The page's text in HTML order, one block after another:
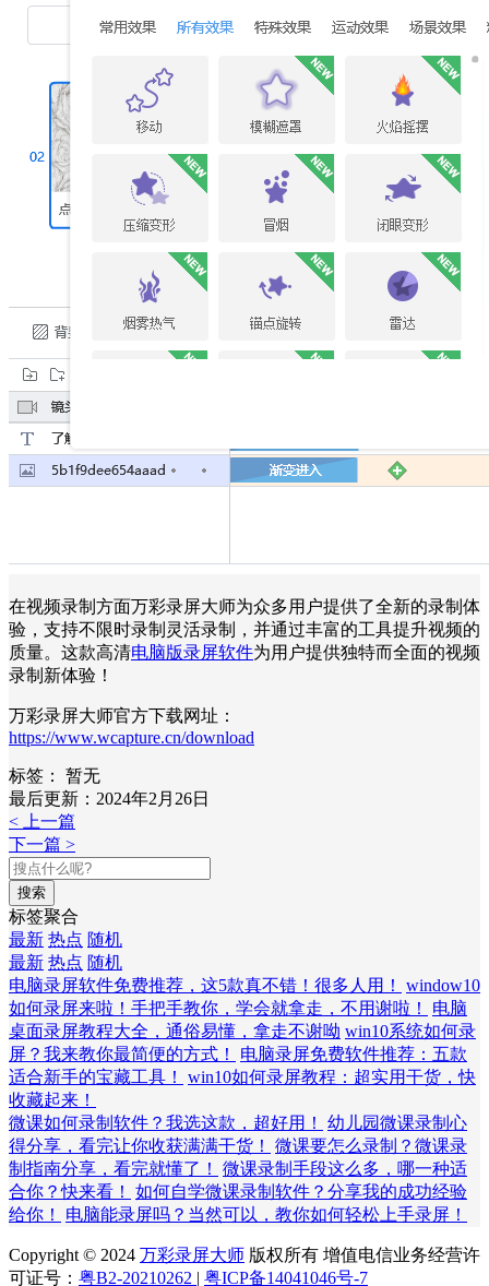
在视频录制方面万彩录屏大师为众多用户提供了全新的录制体
验，支持不限时录制灵活录制，并通过丰富的工具提升视频的
质量。这款高清电脑版录屏软件为用户提供独特而全面的视频
录制新体验！
万彩录屏大师官方下载网址：
https://www.wcapture.cn/download
标签：
暂无
最后更新：2024年2月26日
< 上一篇
下一篇 >
搜索
标签聚合
最新 热点 随机
最新 热点 随机
电脑录屏软件免费推荐，这5款真不错！很多人用！
window10
如何录屏来啦！手把手教你，学会就拿走，不用谢啦！
电脑
桌面录屏教程大全，通俗易懂，拿走不谢呦 win10系统如何录
屏？我来教你最简便的方式！
电脑录屏免费软件推荐：五款
适合新手的宝藏工具！
win10如何录屏教程：超实用干货，快
收藏起来！
微课如何录制软件？我选这款，超好用！
幼儿园微课录制心
得分享，看完让你收获满满干货！
微课要怎么录制？微课录
制指南分享，看完就懂了！
微课录制手段这么多，哪一种适
合你？快来看！
如何自学微课录制软件？分享我的成功经验
给你！
电脑能录屏吗？当然可以，教你如何轻松上手录屏！
Copyright © 2024 万彩录屏大师 版权所有 增值电信业务经营许
可证号： 粤B2-20210262 | 粤ICP备14041046号-7